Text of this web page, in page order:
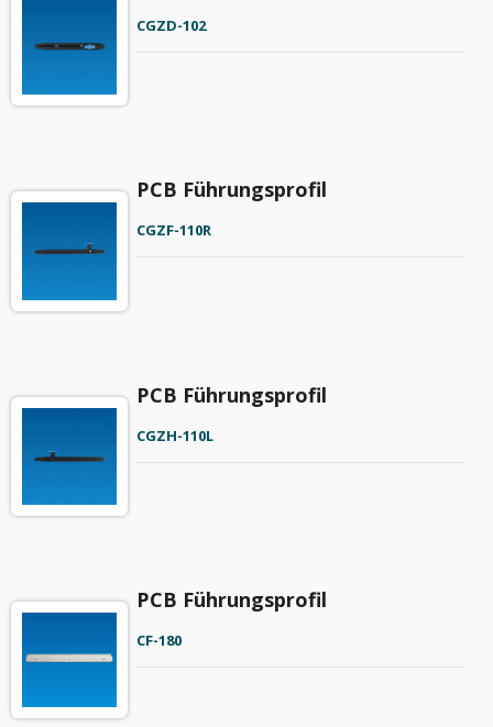
CGZD-102
PCB Führungsprofil
CGZF-110R
PCB Führungsprofil
CGZH-110L
PCB Führungsprofil
CF-180